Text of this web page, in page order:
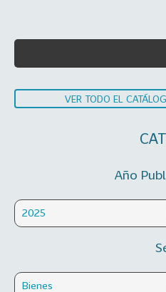
VER TODO EL
Año
2025
Bienes